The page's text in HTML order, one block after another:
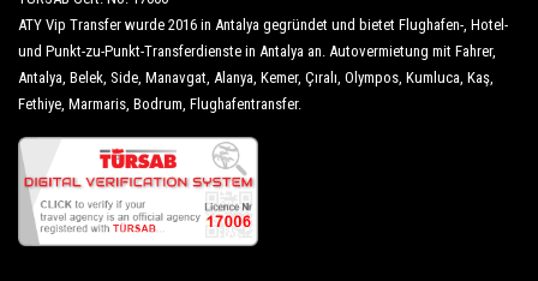
ATY Vip Transfer wurde 2016 in Antalya gegründet und bietet Flughafen-, Hotel-
und Punkt-zu-Punkt-Transferdienste in Antalya an. Autovermietung mit Fahrer,
Antalya, Belek, Side, Manavgat, Alanya, Kemer, Çıralı, Olympos, Kumluca, Kaş,
Fethiye, Marmaris, Bodrum, Flughafentransfer.